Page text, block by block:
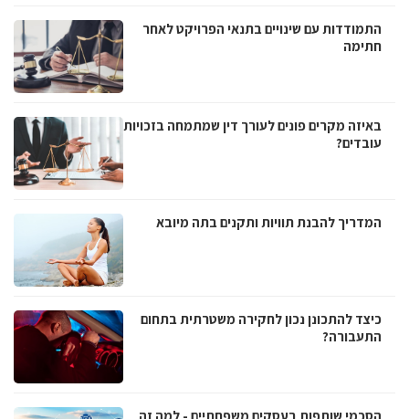
התמודדות עם שינויים בתנאי הפרויקט לאחר
חתימה
באיזה מקרים פונים לעורך דין שמתמחה בזכויות
עובדים?
המדריך להבנת תוויות ותקנים בתה מיובא
כיצד להתכונן נכון לחקירה משטרתית בתחום
התעבורה?